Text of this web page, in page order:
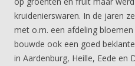
kruidenierswaren. In de jaren
met o.m. een afdeling bloemen
bouwde ook een goed
in Aardenburg, Heille, Eede en